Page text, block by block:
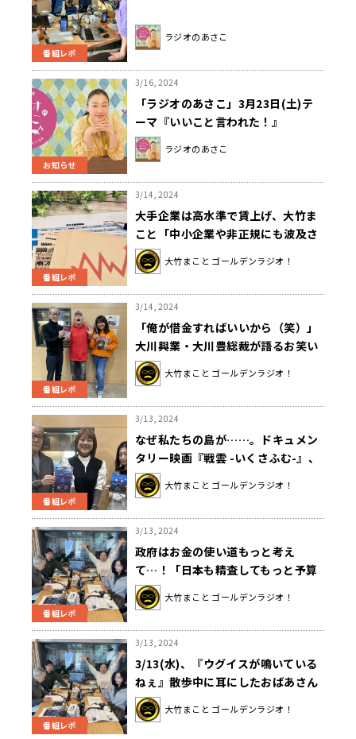
番組レポ
ラジオのあさこ
お知らせ
3/16, 2024
「ラジオのあさこ」3月23日(土)テ
ーマ『いいこと言われた！』
ラジオのあさこ
番組レポ
3/14, 2024
大手企業は高水準で賃上げ、大竹ま
こと「中小企業や非正規にも波及さ
せないと……」
大竹まこと ゴールデンラジオ！
番組レポ
3/14, 2024
「俺が借金すればいいから（笑）」
大川興業・大川豊総裁が語るお笑い
と福祉
大竹まこと ゴールデンラジオ！
番組レポ
3/13, 2024
なぜ私たちの島が……。ドキュメン
タリー映画『戦雲 -いくさふむ-』、
タイトルの意味とは？
大竹まこと ゴールデンラジオ！
番組レポ
3/13, 2024
政府はお金の使い道もっと考え
て…！「日本も精査してもっと予算
をうまく使わないかねえ」
大竹まこと ゴールデンラジオ！
番組レポ
3/13, 2024
3/13(水)、『ウグイスが鳴いている
ねぇ』散歩中に耳にしたおばあさん
の一言にツッコミそうになる大竹ま
ことさんですが…
大竹まこと ゴールデンラジオ！